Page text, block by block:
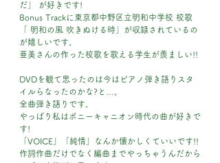
だ」 が好きです!
Bonus Trackに東京都中野区立明和中学校 校歌
「 明和の風 吹きぬける時」が収録されているの
が嬉しいです。
亜美さんの作った校歌を歌える学生が羨ましい!!
DVDを観て思ったのは今はピアノ弾き語りスタ
イルらなったのかな?と…。
全曲弾き語りです。
やっぱり私はポニーキャニオン時代の曲が好きで
す!
「VOICE」「純情」なんか懐かしくていいです!!
作詞作曲だけでなく編曲までやっちゃうんだから